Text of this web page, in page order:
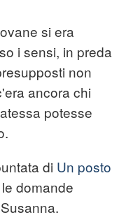
si era
i sensi, in preda
non
ancora chi
potesse
di Un posto
domande